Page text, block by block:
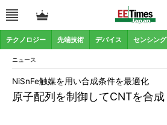
テクノロジー 先端技術 デバイス センシング
ニュース
原子配列を制御してCNTを合
NiSnFe触媒を用い合成条件を最適化